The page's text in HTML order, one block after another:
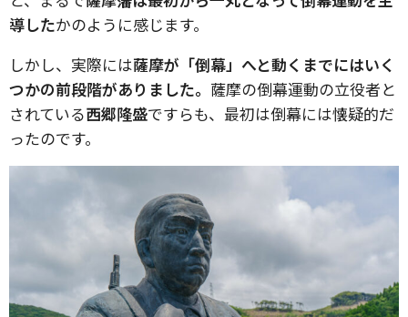
導したかのように感じます。
しかし、実際には薩摩が「倒幕」へと動くまでにはいく
つかの前段階がありました。 薩摩の倒幕運動の立役者と
されている西郷隆盛ですらも、最初は倒幕には懐疑的だ
ったのです。